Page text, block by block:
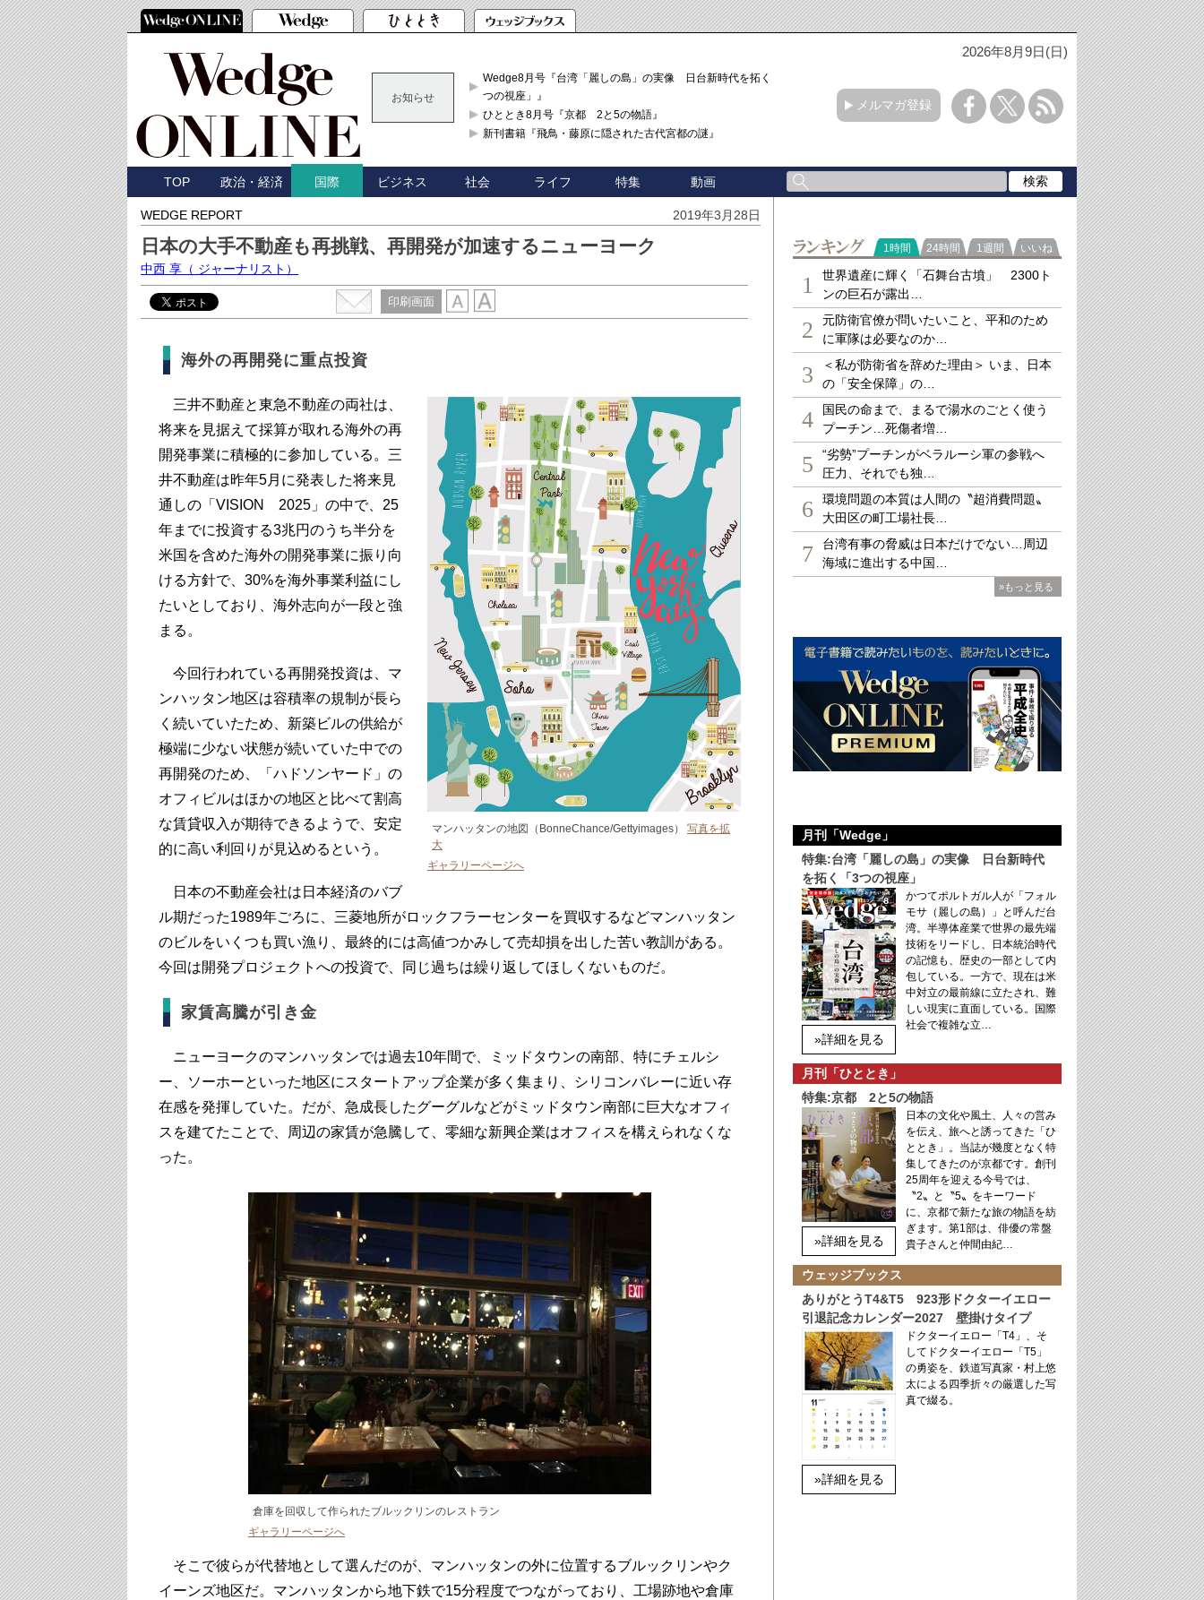
2026年8月9日(日)
お知らせ
Wedge8月号『台湾「麗しの島」の実像 日台新時代を拓く「3
つの視座」』
ひととき8月号『京都 2と5の物語』
新刊書籍『飛鳥・藤原に隠された古代宮都の謎』
メルマガ登録
TOP 政治・経済 国際 ビジネス 社会 ライフ 特集 動画
WEDGE REPORT 2019年3月28日
日本の大手不動産も再挑戦、再開発が加速するニューヨーク
中西 享 （ ジャーナリスト）
印刷画面
海外の再開発に重点投資
マンハッタンの地図（BonneChance/Gettyimages） 写真を拡
大
ギャラリーページへ
三井不動産と東急不動産の両社は、
将来を見据えて採算が取れる海外の再
開発事業に積極的に参加している。三
井不動産は昨年5月に発表した将来見
通しの「VISION 2025」の中で、25
年までに投資する3兆円のうち半分を
米国を含めた海外の開発事業に振り向
ける方針で、30%を海外事業利益にし
たいとしており、海外志向が一段と強
まる。
今回行われている再開発投資は、マ
ンハッタン地区は容積率の規制が長ら
く続いていたため、新築ビルの供給が
極端に少ない状態が続いていた中での
再開発のため、「ハドソンヤード」の
オフィビルはほかの地区と比べて割高
な賃貸収入が期待できるようで、安定
的に高い利回りが見込めるという。
日本の不動産会社は日本経済のバブ
ル期だった1989年ごろに、三菱地所がロックフラーセンターを買収するなどマンハッタン
のビルをいくつも買い漁り、最終的には高値つかみして売却損を出した苦い教訓がある。
今回は開発プロジェクトへの投資で、同じ過ちは繰り返してほしくないものだ。
家賃高騰が引き金
ニューヨークのマンハッタンでは過去10年間で、ミッドタウンの南部、特にチェルシ
ー、ソーホーといった地区にスタートアップ企業が多く集まり、シリコンバレーに近い存
在感を発揮していた。だが、急成長したグーグルなどがミッドタウン南部に巨大なオフィ
スを建てたことで、周辺の家賃が急騰して、零細な新興企業はオフィスを構えられなくな
った。
倉庫を回収して作られたブルックリンのレストラン
ギャラリーページへ
そこで彼らが代替地として選んだのが、マンハッタンの外に位置するブルックリンやク
イーンズ地区だ。マンハッタンから地下鉄で15分程度でつながっており、工場跡地や倉庫
ランキング
1時間 24時間 1週間 いいね
1
世界遺産に輝く「石舞台古墳」 2300ト
ンの巨石が露出…
2
元防衛官僚が問いたいこと、平和のため
に軍隊は必要なのか…
3
＜私が防衛省を辞めた理由＞ いま、日本
の「安全保障」の…
4
国民の命まで、まるで湯水のごとく使う
プーチン…死傷者増…
5
“劣勢”プーチンがベラルーシ軍の参戦へ
圧力、それでも独…
6
環境問題の本質は人間の〝超消費問題〟
大田区の町工場社長…
7
台湾有事の脅威は日本だけでない…周辺
海域に進出する中国…
»もっと見る
月刊「Wedge」
特集:台湾「麗しの島」の実像 日台新時代
を拓く「3つの視座」
»詳細を見る
かつてポルトガル人が「フォル
モサ（麗しの島）」と呼んだ台
湾。半導体産業で世界の最先端
技術をリードし、日本統治時代
の記憶も、歴史の一部として内
包している。一方で、現在は米
中対立の最前線に立たされ、難
しい現実に直面している。国際
社会で複雑な立…
月刊「ひととき」
特集:京都 2と5の物語
»詳細を見る
日本の文化や風土、人々の営み
を伝え、旅へと誘ってきた「ひ
ととき」。当誌が幾度となく特
集してきたのが京都です。創刊
25周年を迎える今号では、
〝2〟と〝5〟をキーワード
に、京都で新たな旅の物語を紡
ぎます。第1部は、俳優の常盤
貴子さんと仲間由紀…
ウェッジブックス
ありがとうT4&T5 923形ドクターイエロー
引退記念カレンダー2027 壁掛けタイプ
»詳細を見る
ドクターイエロー「T4」、そ
してドクターイエロー「T5」
の勇姿を、鉄道写真家・村上悠
太による四季折々の厳選した写
真で綴る。